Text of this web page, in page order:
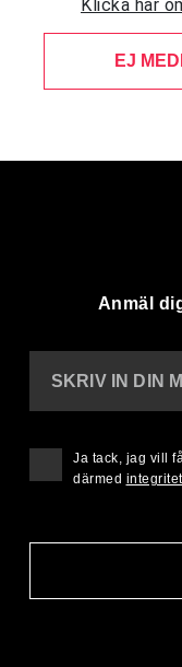
Klicka här
EJ
Anmäl
SKRIV IN DIN
Ja tack, jag vill
därmed